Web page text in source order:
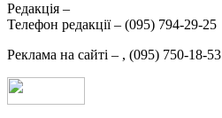
Редакція –
Телефон редакції – (095) 794-29-25
Реклама на сайті – , (095) 750-18-53